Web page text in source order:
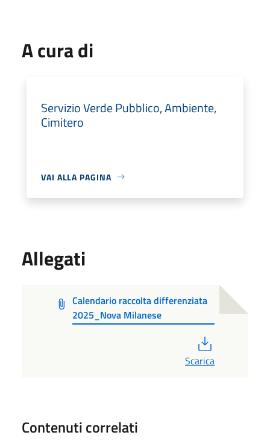
A cura di
Servizio Verde Pubblico, Ambiente,
Cimitero
VAI ALLA PAGINA
Allegati
Calendario raccolta differenziata
2025_Nova Milanese
Scarica
Contenuti correlati